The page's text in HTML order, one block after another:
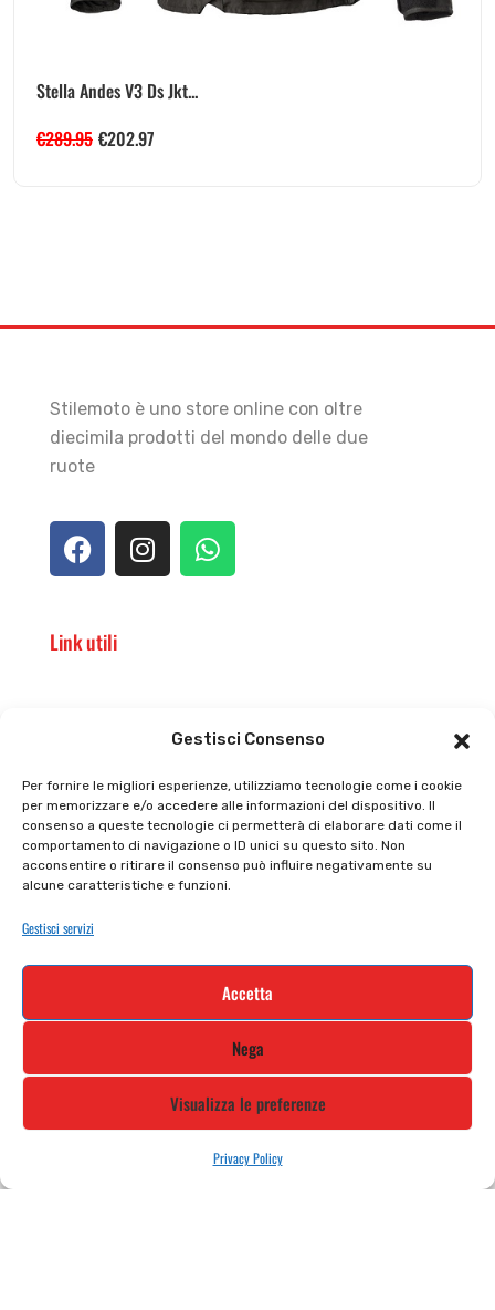
Gestisci Consenso
Per fornire le migliori esperienze, utilizziamo tecnologie come i cookie
per memorizzare e/o accedere alle informazioni del dispositivo. Il
consenso a queste tecnologie ci permetterà di elaborare dati come il
comportamento di navigazione o ID unici su questo sito. Non
acconsentire o ritirare il consenso può influire negativamente su
alcune caratteristiche e funzioni.
Gestisci servizi
Accetta
Nega
Visualizza le preferenze
Privacy Policy
Stella Andes V3 Ds Jkt...
€289.95 €202.97
Stilemoto è uno store online con oltre
diecimila prodotti del mondo delle due
ruote
Link utili
Privacy policy
Cookie policy
Tutti prodotti
Termini e condizioni
Iscriviti alla nostra newsletter e rimani